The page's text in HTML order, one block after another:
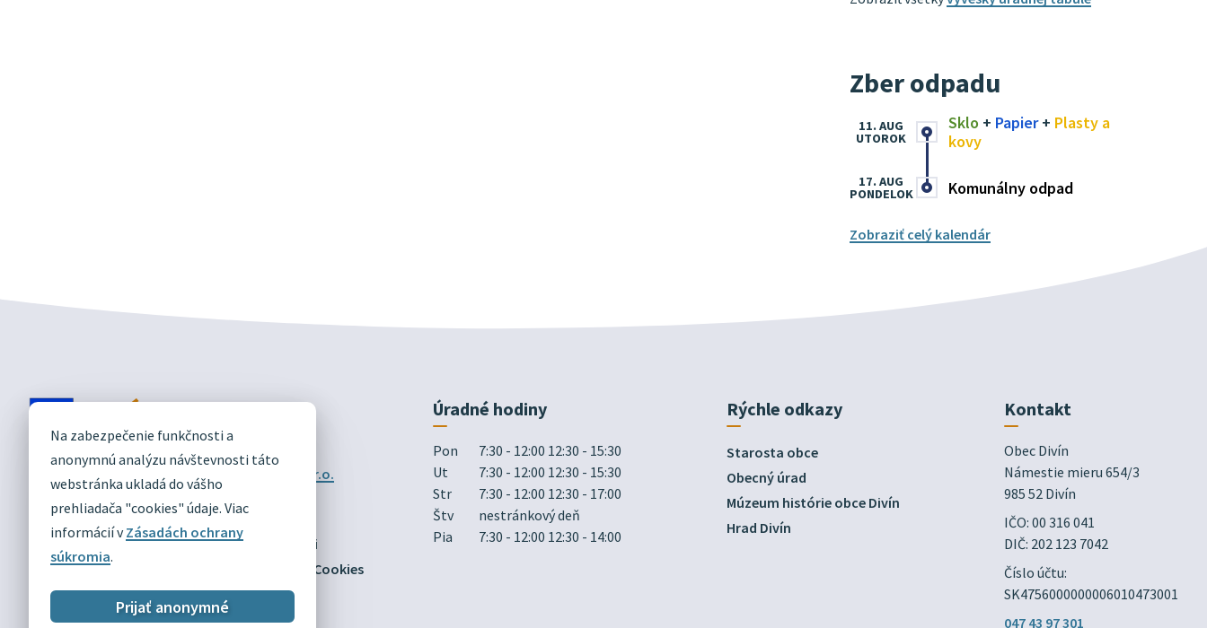
Na zabezpečenie funkčnosti a
anonymnú analýzu návštevnosti táto
webstránka ukladá do vášho
prehliadača "cookies" údaje. Viac
informácií vZásadách ochrany
súkromia.
Prijať anonymné
Zber odpadu
Sklo + Papier+ Plasty a
kovy
11. AUG
UTOROK
Komunálny odpad
17. AUG
PONDELOK
Zobraziť celý kalendár
DIVÍN
OFICIÁLNE STRÁNKY
Technický prevádzkovateľ:
Alphabet partner s.r.o.
Správca obsahu:Obec Divín
Posledná aktualizácia:03.08.2026
Mapa
Vyhlásenie o prístupnosti
Zásady ochrany osobných údajov
Nastaviť Cookies
Úradné hodiny
Pon
7:30 - 12:00 12:30 - 15:30
Ut
7:30 - 12:00 12:30 - 15:30
Str
7:30 - 12:00 12:30 - 17:00
Štv
nestránkový deň
Pia
7:30 - 12:00 12:30 - 14:00
Rýchle odkazy
Starosta obce
Obecný úrad
Múzeum histórie obce Divín
Hrad Divín
Kontakt
Obec Divín
Námestie mieru 654/3
985 52 Divín
IČO: 00 316 041
DIČ: 202 123 7042
Číslo účtu:
SK4756000000006010473001
047 43 97 301